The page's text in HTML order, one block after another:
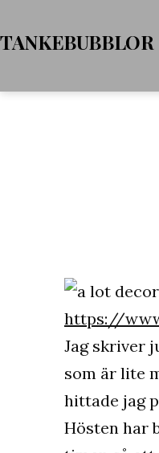
till
TANKEBUBBLOR
https://
Jag skriver
som är lite
hittade jag
Hösten har